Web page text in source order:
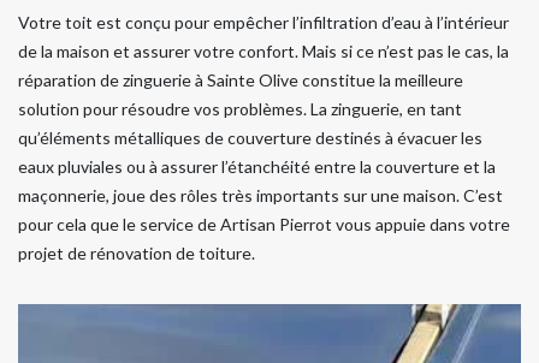
Votre toit est conçu pour empêcher l’infiltration d’eau à l’intérieur
de la maison et assurer votre confort. Mais si ce n’est pas le cas, la
réparation de zinguerie à Sainte Olive constitue la meilleure
solution pour résoudre vos problèmes. La zinguerie, en tant
qu’éléments métalliques de couverture destinés à évacuer les
eaux pluviales ou à assurer l’étanchéité entre la couverture et la
maçonnerie, joue des rôles très importants sur une maison. C’est
pour cela que le service de Artisan Pierrot vous appuie dans votre
projet de rénovation de toiture.